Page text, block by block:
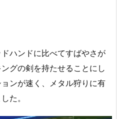
ハンドに比べてすばやさが
グの剣を持たせることにし
ンが速く、メタル狩りに有
た。